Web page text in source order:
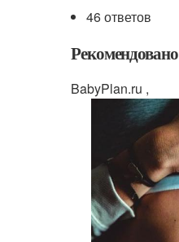
46 ответов
Рекомендовано
BabyPlan.ru ,